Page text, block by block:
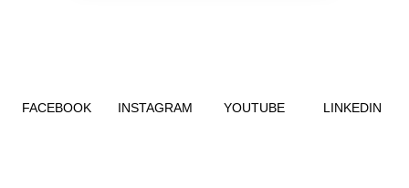
FACEBOOK INSTAGRAM YOUTUBE LINKEDIN